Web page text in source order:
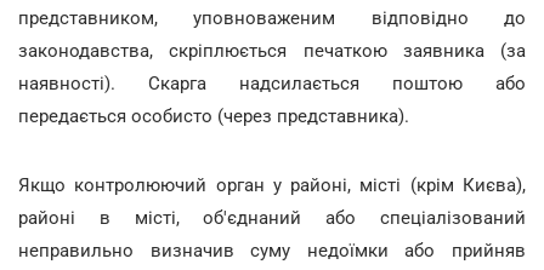
представником, уповноваженим відповідно до
законодавства, скріплюється печаткою заявника (за
наявності). Скарга надсилається поштою або
передається особисто (через представника).
Якщо контролюючий орган у районі, місті (крім Києва),
районі в місті, об'єднаний або спеціалізований
неправильно визначив суму недоїмки або прийняв